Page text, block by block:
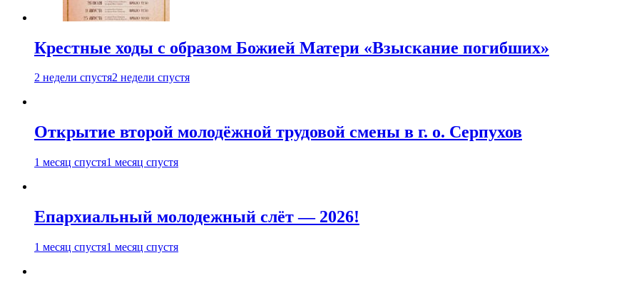
Крестные ходы с образом Божией Матери «Взыскание погибших»
2 недели спустя2 недели спустя
Открытие второй молодёжной трудовой смены в г. о. Серпухов
1 месяц спустя1 месяц спустя
Епархиальный молодежный слёт — 2026!
1 месяц спустя1 месяц спустя